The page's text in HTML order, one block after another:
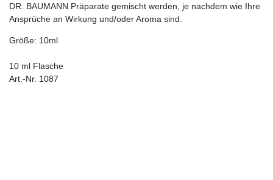
DR. BAUMANN Präparate gemischt werden, je nachdem wie Ihre
Ansprüche an Wirkung und/oder Aroma sind.
Größe: 10ml
10 ml Flasche
Art.-Nr. 1087